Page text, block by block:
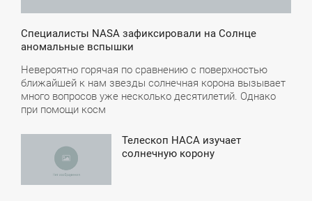
Специалисты NASA зафиксировали на Солнце
аномальные вспышки
Невероятно горячая по сравнению с поверхностью
ближайшей к нам звезды солнечная корона вызывает
много вопросов уже несколько десятилетий. Однако
при помощи косм
Телескоп НАСА изучает
солнечную корону